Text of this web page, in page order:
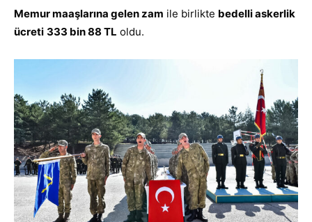
Memur maaşlarına gelen zam ile birlikte bedelli askerlik
ücreti 333 bin 88 TL oldu.